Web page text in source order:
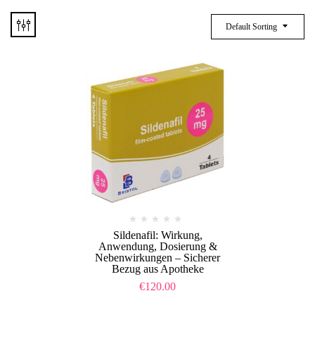
Default Sorting
Sildenafil: Wirkung,
Anwendung, Dosierung &
Nebenwirkungen – Sicherer
Bezug aus Apotheke
€120.00